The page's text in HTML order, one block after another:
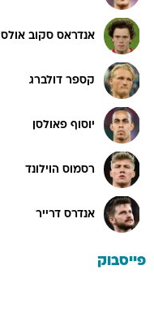
אנדראס סקוב אולסן
קספר דולברג
יוסוף פאולסן
רסמוס הוילונד
אנדרס דרייר
פייסבוק